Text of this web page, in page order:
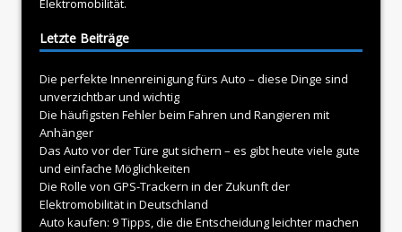
Elektromobilität.
Letzte Beiträge
Die perfekte Innenreinigung fürs Auto – diese Dinge sind
unverzichtbar und wichtig
Die häufigsten Fehler beim Fahren und Rangieren mit
Anhänger
Das Auto vor der Türe gut sichern – es gibt heute viele gute
und einfache Möglichkeiten
Die Rolle von GPS-Trackern in der Zukunft der
Elektromobilität in Deutschland
Auto kaufen: 9 Tipps, die die Entscheidung leichter machen